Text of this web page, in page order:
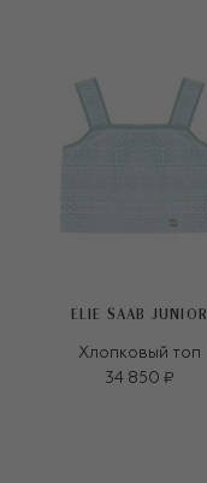
ELIE SAAB JUNIOR
Хлопковый топ
34 850 ₽